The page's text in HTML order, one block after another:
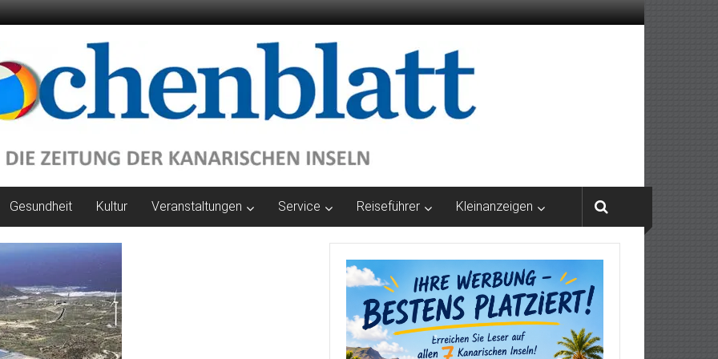
Gesundheit Kultur Veranstaltungen Service Reiseführer Kleinanzeigen